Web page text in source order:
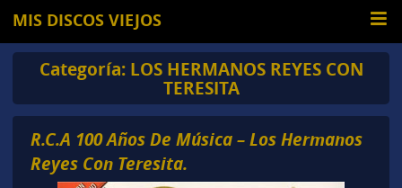
MIS DISCOS VIEJOS
Categoría: LOS HERMANOS REYES CON
TERESITA
R.C.A 100 Años De Música – Los Hermanos
Reyes Con Teresita.